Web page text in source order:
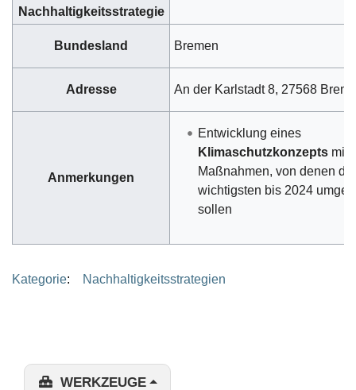
Nachhaltigkeitsstrategie
Bundesland Bremen
Adresse An der Karlstadt 8, 27568
Anmerkungen
Entwicklung eines
Klimaschutzkonzeptsmit
Maßnahmen, von denen
wichtigsten bis 2024
sollen
Kategorie: Nachhaltigkeitsstrategien
WERKZEUGE